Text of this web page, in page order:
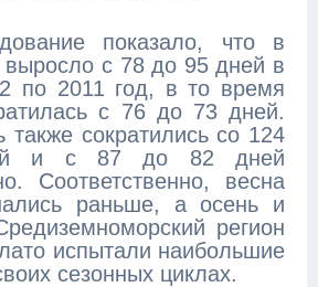
показало, что в
выросло с 78 до 95 дней в
по 2011 год, в то время
с 76 до 73 дней.
также сократились со 124
и с 87 до 82 дней
Соответственно, весна
раньше, а осень и
регион
испытали наибольшие
сезонных циклах.